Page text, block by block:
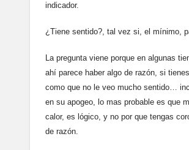
indicador.
¿Tiene sentido?, tal vez si, el mínimo,
La pregunta viene porque en algunas
ahí parece haber algo de razón, si
como que no le veo mucho sentido…
en su apogeo, lo mas probable es que
calor, es lógico, y no por que tengas
de razón.